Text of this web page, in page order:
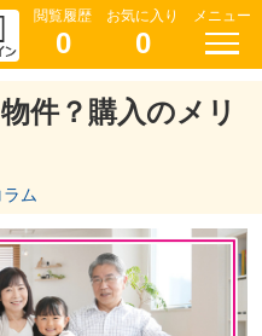
閲覧履歴
0
お気に入り
0
メニュー
件？購入のメリ
ム